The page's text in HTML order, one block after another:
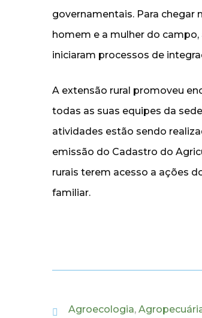
governamentais. Para chegar
homem e a mulher do
iniciaram processos de
A extensão rural promoveu
todas as suas equipes da
atividades estão sendo
emissão do Cadastro do
rurais terem acesso a ações
familiar.
Agroecologia,